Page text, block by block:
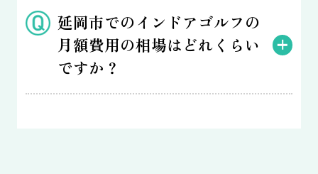
延岡市でのインドアゴルフの
月額費用の相場はどれくらい
ですか？